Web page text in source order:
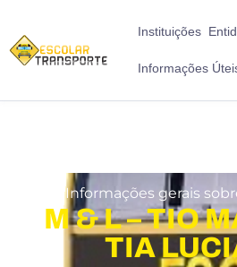
Instituições
Informações
Informações gerais
M & L – TIO
TIA